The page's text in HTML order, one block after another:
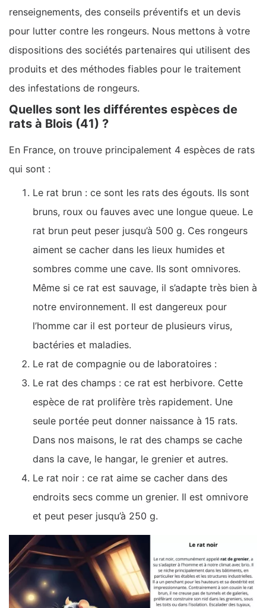
renseignements, des conseils préventifs et un devis
pour lutter contre les rongeurs. Nous mettons à votre
dispositions des sociétés partenaires qui utilisent des
produits et des méthodes fiables pour le traitement
des infestations de rongeurs.
Quelles sont les différentes espèces de
rats à Blois (41) ?
En France, on trouve principalement 4 espèces de rats
qui sont :
Le rat brun : ce sont les rats des égouts. Ils sont
bruns, roux ou fauves avec une longue queue. Le
rat brun peut peser jusqu’à 500 g. Ces rongeurs
aiment se cacher dans les lieux humides et
sombres comme une cave. Ils sont omnivores.
Même si ce rat est sauvage, il s’adapte très bien à
notre environnement. Il est dangereux pour
l’homme car il est porteur de plusieurs virus,
bactéries et maladies.
Le rat de compagnie ou de laboratoires :
Le rat des champs : ce rat est herbivore. Cette
espèce de rat prolifère très rapidement. Une
seule portée peut donner naissance à 15 rats.
Dans nos maisons, le rat des champs se cache
dans la cave, le hangar, le grenier et autres.
Le rat noir : ce rat aime se cacher dans des
endroits secs comme un grenier. Il est omnivore
et peut peser jusqu’à 250 g.